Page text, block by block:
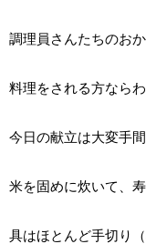
調理員さんたちのおか
料理をされる方なら
今日の献立は大変手
米を固めに炊いて、
具はほとんど手切り